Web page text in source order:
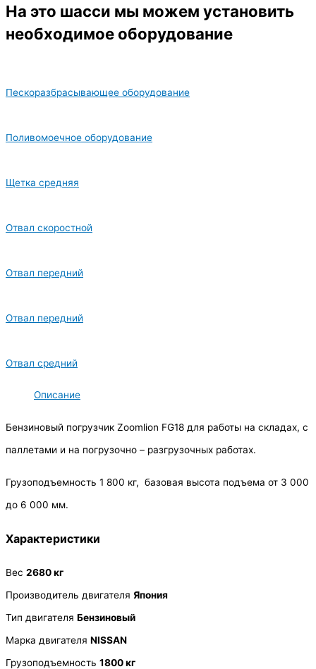
На это шасси мы можем установить
необходимое оборудование
Пескоразбрасывающее оборудование
Поливомоечное оборудование
Щетка средняя
Отвал скоростной
Отвал передний
Отвал передний
Отвал средний
Описание
Бензиновый погрузчик Zoomlion FG18 для работы на складах, с
паллетами и на погрузочно – разгрузочных работах.
Грузоподъемность 1 800 кг, базовая высота подъема от 3 000
до 6 000 мм.
Характеристики
Вес 2680 кг
Производитель двигателя Япония
Тип двигателя Бензиновый
Марка двигателя NISSAN
Грузоподъемность 1800 кг